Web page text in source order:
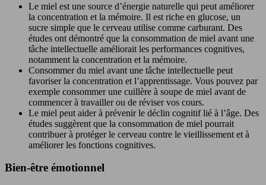
Le miel est une source d’énergie naturelle qui peut améliorer
la concentration et la mémoire. Il est riche en glucose, un
sucre simple que le cerveau utilise comme carburant. Des
études ont démontré que la consommation de miel avant une
tâche intellectuelle améliorait les performances cognitives,
notamment la concentration et la mémoire.
Consommer du miel avant une tâche intellectuelle peut
favoriser la concentration et l’apprentissage. Vous pouvez par
exemple consommer une cuillère à soupe de miel avant de
commencer à travailler ou de réviser vos cours.
Le miel peut aider à prévenir le déclin cognitif lié à l’âge. Des
études suggèrent que la consommation de miel pourrait
contribuer à protéger le cerveau contre le vieillissement et à
améliorer les fonctions cognitives.
Bien-être émotionnel